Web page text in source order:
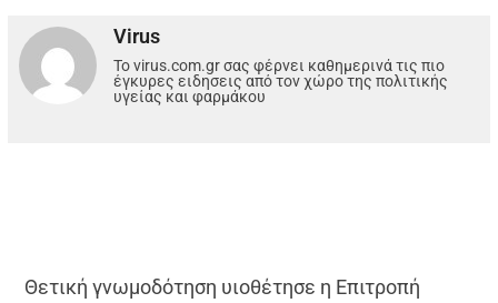
Virus
Το virus.com.gr σας φέρνει καθημερινά τις πιο
έγκυρες ειδησεις από τον χώρο της πολιτικής
υγείας και φαρμάκου
Θετική γνωμοδότηση υιοθέτησε η Επιτροπή